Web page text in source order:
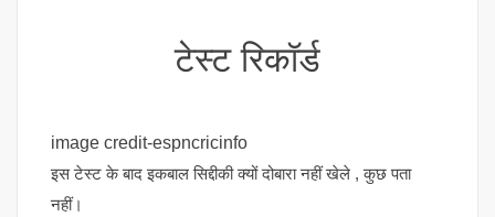
टेस्ट रिकॉर्ड
image credit-espncricinfo
इस टेस्ट के बाद इकबाल सिद्दीकी क्यों दोबारा नहीं खेले , कुछ पता
नहीं।